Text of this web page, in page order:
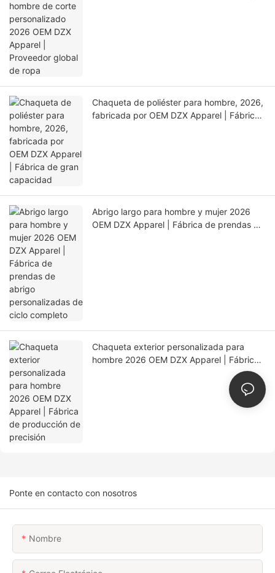
Chaqueta de poliéster para hombre, 2026,
fabricada por OEM DZX Apparel | Fábrica
Abrigo largo para hombre y mujer 2026
OEM DZX Apparel | Fábrica de prendas de
Chaqueta exterior personalizada para
hombre 2026 OEM DZX Apparel | Fábrica
Ponte en contacto con nosotros
Nombre